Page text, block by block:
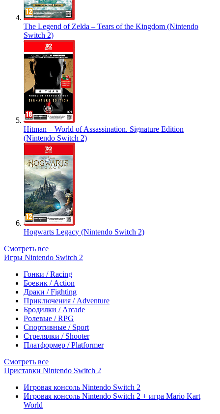
The Legend of Zelda – Tears of the Kingdom (Nintendo
Switch 2)
Hitman – World of Assassination. Signature Edition
(Nintendo Switch 2)
Hogwarts Legacy (Nintendo Switch 2)
Смотреть все
Игры Nintendo Switch 2
Гонки / Racing
Боевик / Action
Драки / Fighting
Приключения / Adventure
Бродилки / Arcade
Ролевые / RPG
Спортивные / Sport
Стрелялки / Shooter
Платформер / Platformer
Смотреть все
Приставки Nintendo Switch 2
Игровая консоль Nintendo Switch 2
Игровая консоль Nintendo Switch 2 + игра Mario Kart
World